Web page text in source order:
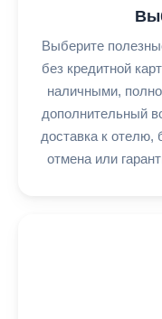
Выберите
без кредитной
наличными,
дополнительный
доставка к отелю,
отмена или